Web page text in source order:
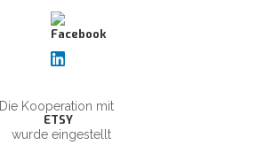
Die Kooperation mit
ETSY
wurde eingestellt